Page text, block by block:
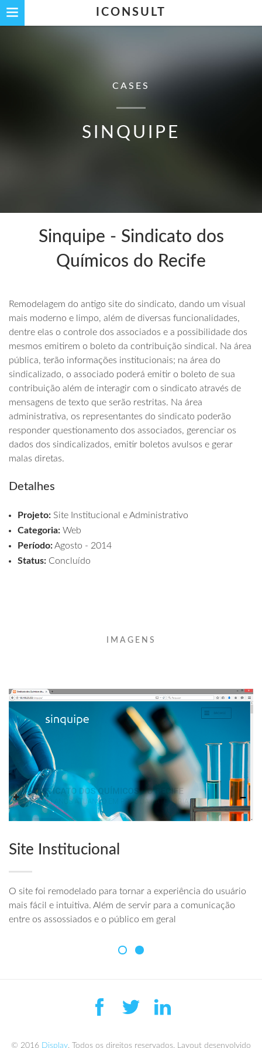
ICONSULT
CASES
SINQUIPE
Sinquipe - Sindicato dos
Químicos do Recife
Remodelagem do antigo site do sindicato, dando um visual
mais moderno e limpo, além de diversas funcionalidades,
dentre elas o controle dos associados e a possibilidade dos
mesmos emitirem o boleto da contribuição sindical. Na área
pública, terão informações institucionais; na área do
sindicalizado, o associado poderá emitir o boleto de sua
contribuição além de interagir com o sindicato através de
mensagens de texto que serão restritas. Na área
administrativa, os representantes do sindicato poderão
responder questionamento dos associados, gerenciar os
dados dos sindicalizados, emitir boletos avulsos e gerar
malas diretas.
Detalhes
Projeto: Site Institucional e Administrativo
Categoria: Web
Período:Agosto - 2014
Status: Concluído
IMAGENS
Site Institucional
O site foi remodelado para tornar a experiência do usuário
mais fácil e intuitiva. Além de servir para a comunicação
entre os assossiados e o público em geral
© 2016 Display. Todos os direitos reservados. Layout desenvolvido